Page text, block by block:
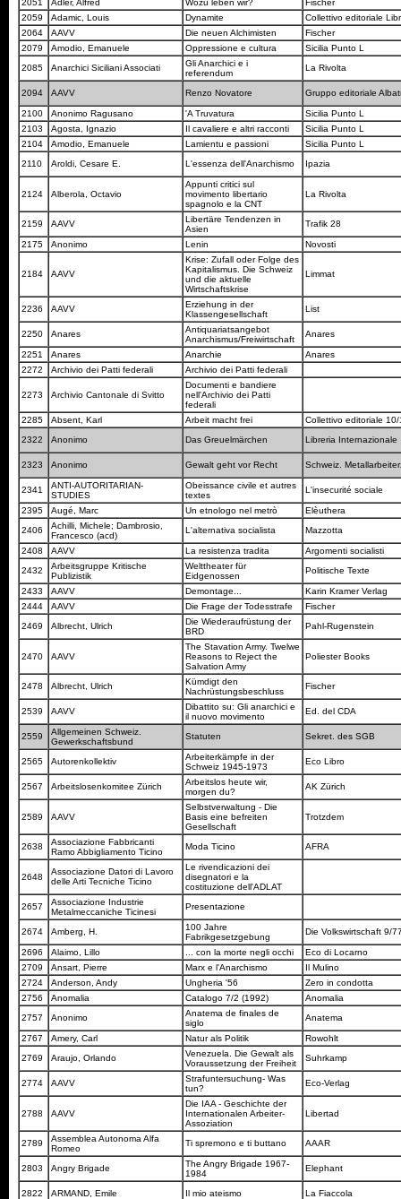
2051 Adler, Alfred Wozu leben wir?
Fischer
2059
Adamic, Louis Dynamite
Collettivo editoriale
2064
AAVV Die neuen Alchimisten
Fischer
2079
Amodio, Emanuele Oppressione e cultura
Sicilia Punto L
2085
Anarchici Siciliani Associati
Gli Anarchici e i
referendum
La Rivolta
2094 AAVV Renzo Novatore Gruppo editoriale
2100 Anonimo Ragusano 'A Truvatura
Sicilia Punto L
2103
Agosta, Ignazio Il cavaliere e altri racconti
Sicilia Punto L
2104
Amodio, Emanuele Lamientu e passioni
Sicilia Punto L
2110
Aroldi, Cesare E. L'essenza dell'Anarchismo Ipazia
2124 Alberola, Octavio
Appunti critici sul
movimento libertario
spagnolo e la CNT
La Rivolta
2159 AAVV
Libertäre Tendenzen in
Asien
Trafik 28
2175 Anonimo Lenin Novosti
2184 AAVV
Krise: Zufall oder Folge des
Kapitalismus. Die Schweiz
und die aktuelle
Wirtschaftskrise
Limmat
2236 AAVV
Erziehung in der
Klassengesellschaft
List
2250 Anares
Antiquariatsangebot
Anarchismus/Freiwirtschaft
Anares
2251 Anares Anarchie
Anares
2272
Archivio dei Patti federali Archivio dei Patti federali
2273 Archivio Cantonale di Svitto
Documenti e bandiere
nell'Archivio dei Patti
federali
2285
Absent, Karl Arbeit macht frei
Collettivo editoriale
2322
Anonimo Das Greuelmärchen Libreria Internazionale
2323 Anonimo Gewalt geht vor Recht Schweiz.
2341
ANTI-AUTORITARIAN-
STUDIES
Obeissance civile et autres
textes
L'insecurité sociale
2395 Augé, Marc Un etnologo nel metrò
Elèuthera
2406
Achilli, Michele; Dambrosio,
Francesco (acd)
L'alternativa socialista Mazzotta
2408 AAVV La resistenza tradita
Argomenti socialisti
2432
Arbeitsgruppe Kritische
Publizistik
Welttheater für
Eidgenossen
Politische Texte
2433 AAVV Demontage...
Karin Kramer Verlag
2444
AAVV Die Frage der Todesstrafe
Fischer
2469
Albrecht, Ulrich
Die Wiederaufrüstung der
BRD
Pahl-Rugenstein
2470 AAVV
The Stavation Army. Twelwe
Reasons to Reject the
Salvation Army
Poliester Books
2478 Albrecht, Ulrich
Kümdigt den
Nachrüstungsbeschluss
Fischer
2539 AAVV
Dibattito su: Gli anarchici e
il nuovo movimento
Ed. del CDA
2559
Allgemeinen Schweiz.
Gewerkschaftsbund
Statuten Sekret. des SGB
2565 Autorenkollektiv
Arbeiterkämpfe in der
Schweiz 1945-1973
Eco Libro
2567 Arbeitslosenkomitee Zürich
Arbeitslos heute wir,
morgen du?
AK Zürich
2589 AAVV
Selbstverwaltung - Die
Basis eine befreiten
Gesellschaft
Trotzdem
2638
Associazione Fabbricanti
Ramo Abbigliamento Ticino
Moda Ticino AFRA
2648
Associazione Datori di Lavoro
delle Arti Tecniche Ticino
Le rivendicazioni dei
disegnatori e la
costituzione dell'ADLAT
2657
Associazione Industrie
Metalmeccaniche Ticinesi
Presentazione
2674 Amberg, H.
100 Jahre
Fabrikgesetzgebung
Die Volkswirtschaft 9/
2696 Alaimo, Lillo ... con la morte negli occhi
Eco di Locarno
2709
Ansart, Pierre Marx e l'Anarchismo
Il Mulino
2724
Anderson, Andy Ungheria '56
Zero in condotta
2756
Anomalia Catalogo 7/2 (1992)
Anomalia
2757
Anonimo
Anatema de finales de
siglo
Anatema
2767 Amery, Carl Natur als Politik
Rowohlt
2769
Araujo, Orlando
Venezuela. Die Gewalt als
Voraussetzung der Freiheit
Suhrkamp
2774 AAVV
Strafuntersuchung- Was
tun?
Eco-Verlag
2788 AAVV
Die IAA - Geschichte der
Internationalen Arbeiter-
Assoziation
Libertad
2789
Assemblea Autonoma Alfa
Romeo
Ti spremono e ti buttano AAAR
2803 Angry Brigade
The Angry Brigade 1967-
1984
Elephant
2822 ARMAND, Emile Il mio ateismo La Fiaccola